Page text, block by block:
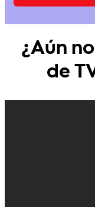
¿Aún
de